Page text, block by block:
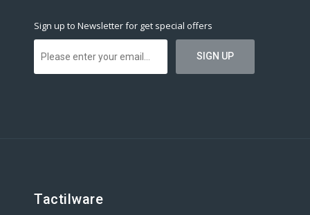
Sign up to Newsletter for get special offers
Tactilware